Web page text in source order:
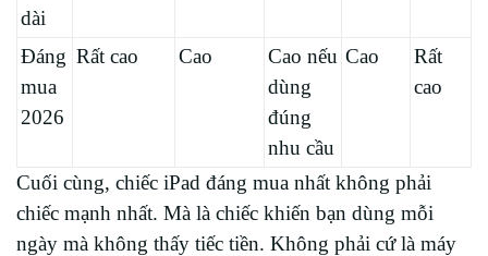
dài
Đáng
mua
2026
Rất cao Cao
Cao nếu
dùng
đúng
nhu cầu
Cao
Rất
cao
Cuối cùng, chiếc iPad đáng mua nhất không phải
chiếc mạnh nhất. Mà là chiếc khiến bạn dùng mỗi
ngày mà không thấy tiếc tiền. Không phải cứ là máy